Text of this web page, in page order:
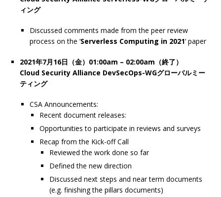
ィング
Discussed comments made from the peer review
process on the ‘Serverless Computing in 2021‘ paper
2021年7月16日（金）01:00am – 02:00am（終了）
Cloud Security Alliance DevSecOps-WGグローバルミー
ティング
CSA Announcements:
Recent document releases:
Opportunities to participate in reviews and surveys
Recap from the Kick-off Call
Reviewed the work done so far
Defined the new direction
Discussed next steps and near term documents
(e.g. finishing the pillars documents)